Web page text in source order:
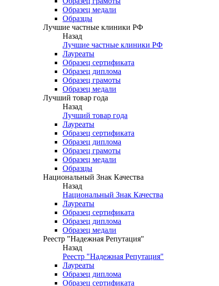
Образец медали
Образцы
Лучшие частные клиники РФ
Назад
Лучшие частные клиники РФ
Лауреаты
Образец сертификата
Образец диплома
Образец грамоты
Образец медали
Лучший товар года
Назад
Лучший товар года
Лауреаты
Образец сертификата
Образец диплома
Образец грамоты
Образец медали
Образцы
Национальный Знак Качества
Назад
Национальный Знак Качества
Лауреаты
Образец сертификата
Образец диплома
Образец медали
Реестр "Надежная Репутация"
Назад
Реестр "Надежная Репутация"
Лауреаты
Образец диплома
Образец сертификата